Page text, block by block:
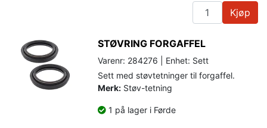
Kjøp
STØVRING FORGAFFEL
Varenr: 284276 | Enhet: Sett
Sett med støvtetninger til forgaffel.
Merk: Støv-tetning
1 på lager i Førde